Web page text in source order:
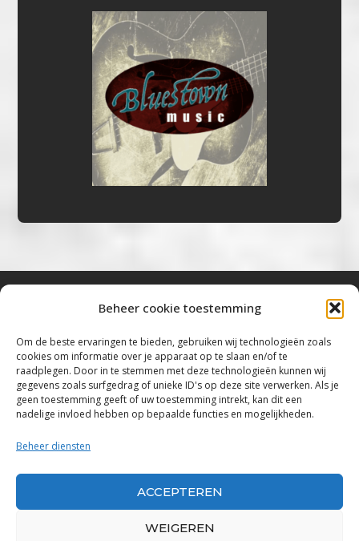
Beheer cookie toestemming
Om de beste ervaringen te bieden, gebruiken wij technologieën zoals
cookies om informatie over je apparaat op te slaan en/of te
raadplegen. Door in te stemmen met deze technologieën kunnen wij
gegevens zoals surfgedrag of unieke ID's op deze site verwerken. Als je
geen toestemming geeft of uw toestemming intrekt, kan dit een
nadelige invloed hebben op bepaalde functies en mogelijkheden.
Beheer diensten
ACCEPTEREN
WEIGEREN
“Voor de mooiste Blues, Rock, Roots &
Americana”
Copyright 2019 – 2026 Bluestown Music – All